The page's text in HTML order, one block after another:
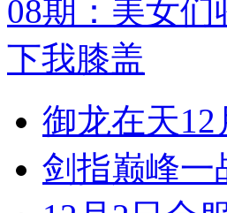
御龙在天
剑指巅峰一